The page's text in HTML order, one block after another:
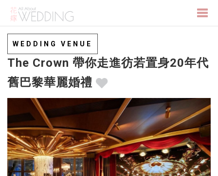
WEDDING VENUE
The Crown 帶你走進彷若置身20年代
舊巴黎華麗婚禮